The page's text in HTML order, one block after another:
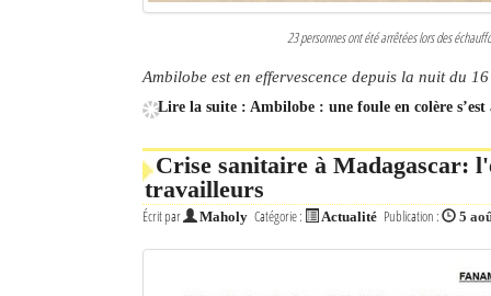
23 personnes ont été arrêtées lors des
Ambilobe est en effervescence depuis la nuit du
Lire la suite : Ambilobe : une foule en colère
Crise sanitaire à Madagascar:
travailleurs
Écrit par Maholy Catégorie : Actualité Publication : 5